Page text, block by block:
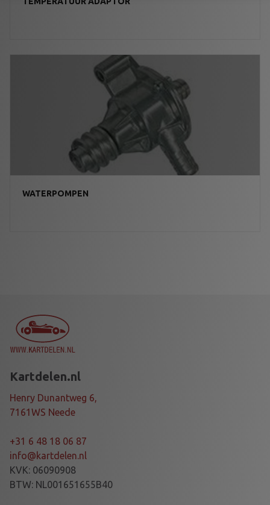
WATERPOMPEN
Kartdelen.nl
Henry Dunantweg 6,
7161WS Neede
+31 6 48 18 06 87
info@kartdelen.nl
KVK: 06090908
BTW: NL001651655B40